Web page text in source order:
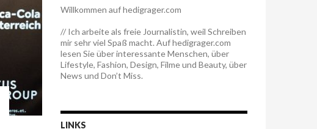
Willkommen auf hedigrager.com
// Ich arbeite als freie Journalistin, weil Schreiben
mir sehr viel Spaß macht. Auf hedigrager.com
lesen Sie über interessante Menschen, über
Lifestyle, Fashion, Design, Filme und Beauty, über
News und Don’t Miss.
LINKS